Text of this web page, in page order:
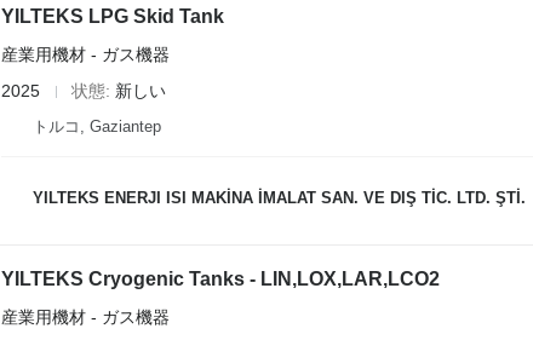
YILTEKS LPG Skid Tank
産業用機材 - ガス機器
2025
状態 新しい
トルコ, Gaziantep
YILTEKS ENERJI ISI MAKİNA İMALAT SAN. VE DIŞ TİC. LTD. ŞTİ.
YILTEKS Cryogenic Tanks - LIN,LOX,LAR,LCO2
産業用機材 - ガス機器